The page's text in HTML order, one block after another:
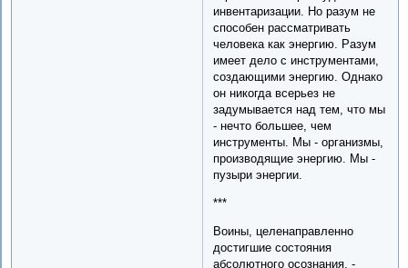
инвентаризации. Но разум не
способен рассматривать
человека как энергию. Разум
имеет дело с инструментами,
создающими энергию. Однако
он никогда всерьез не
задумывается над тем, что мы
- нечто большее, чем
инструменты. Мы - организмы,
производящие энергию. Мы -
пузыри энергии.
***
Воины, целенаправленно
достигшие состояния
абсолютного осознания, -